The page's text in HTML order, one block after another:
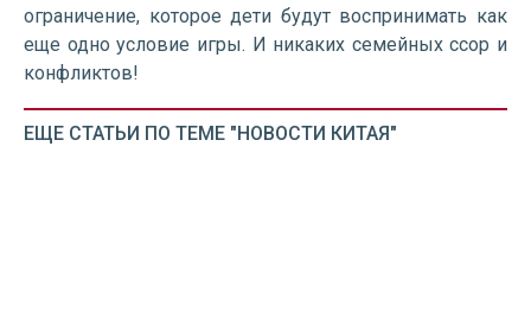
ограничение, которое дети будут воспринимать как
еще одно условие игры. И никаких семейных ссор и
конфликтов!
ЕЩЕ СТАТЬИ ПО ТЕМЕ "НОВОСТИ КИТАЯ"